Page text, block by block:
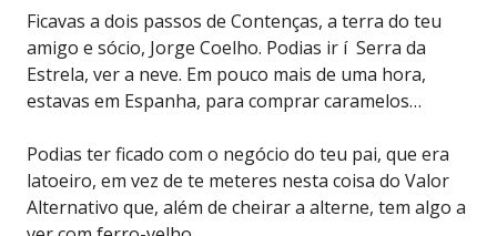
Ficavas a dois passos de Contenças, a terra do teu
amigo e sócio, Jorge Coelho. Podias ir í Serra da
Estrela, ver a neve. Em pouco mais de uma hora,
estavas em Espanha, para comprar caramelos…
Podias ter ficado com o negócio do teu pai, que era
latoeiro, em vez de te meteres nesta coisa do Valor
Alternativo que, além de cheirar a alterne, tem algo a